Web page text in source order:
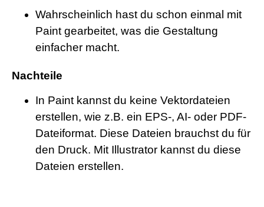
Wahrscheinlich hast du schon einmal mit
Paint gearbeitet, was die Gestaltung
einfacher macht.
Nachteile
In Paint kannst du keine Vektordateien
erstellen, wie z.B. ein EPS-, AI- oder PDF-
Dateiformat. Diese Dateien brauchst du für
den Druck. Mit Illustrator kannst du diese
Dateien erstellen.